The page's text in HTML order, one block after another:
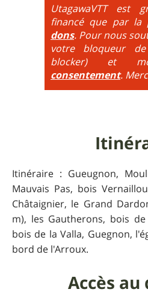
très hautes etc.
= On prend les
additionne, c'est à dire
très raide avec épingles
UtagawaVTT est
financé que par la
dons. Pour nous
votre bloqueur
blocker) et
consentement.
Itinéraire : Gueugnon,
Mauvais Pas, bois
Châtaignier, le Grand
m), les Gautherons, bois
bois de la Valla, Guegnon,
bord de l'Arroux.
Accès